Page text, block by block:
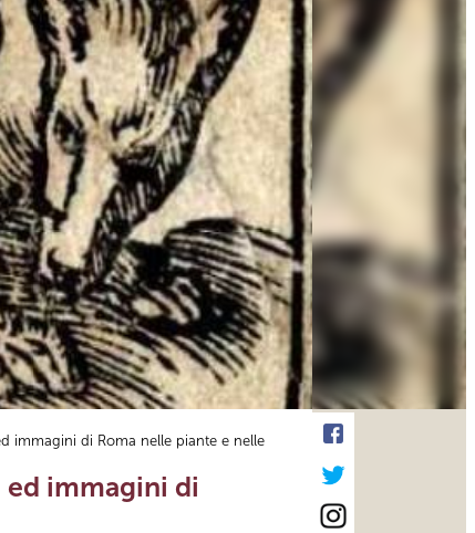
immagini di Roma nelle piante e nelle
immagini di